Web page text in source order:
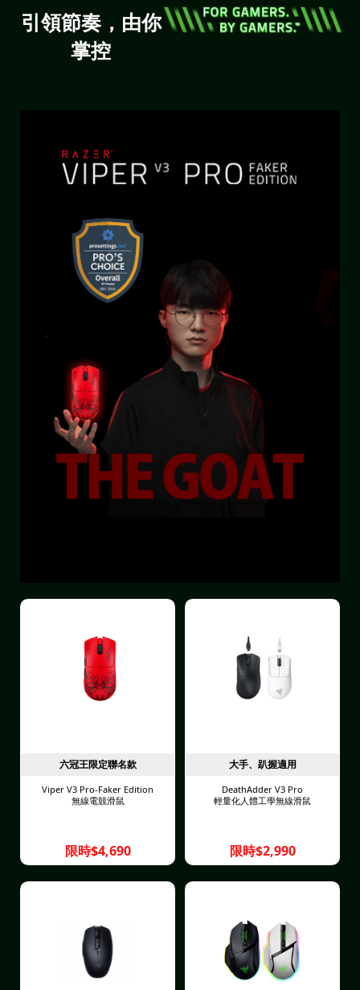
引領節奏，由你
掌控
六冠王限定聯名款
Viper V3 Pro-Faker Edition
無線電競滑鼠
限時$4,690
大手、趴握適用
DeathAdder V3 Pro
輕量化人體工學無線滑鼠
限時$2,990